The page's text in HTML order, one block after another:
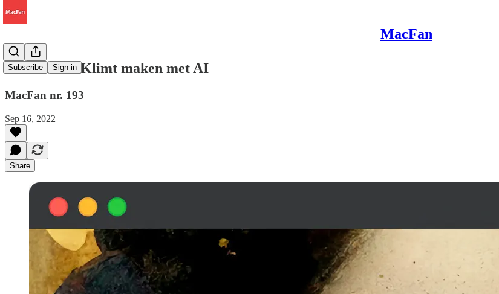
MacFan
Subscribe Sign in
Een Gustav Klimt maken met AI
MacFan nr. 193
Sep 16, 2022
Share